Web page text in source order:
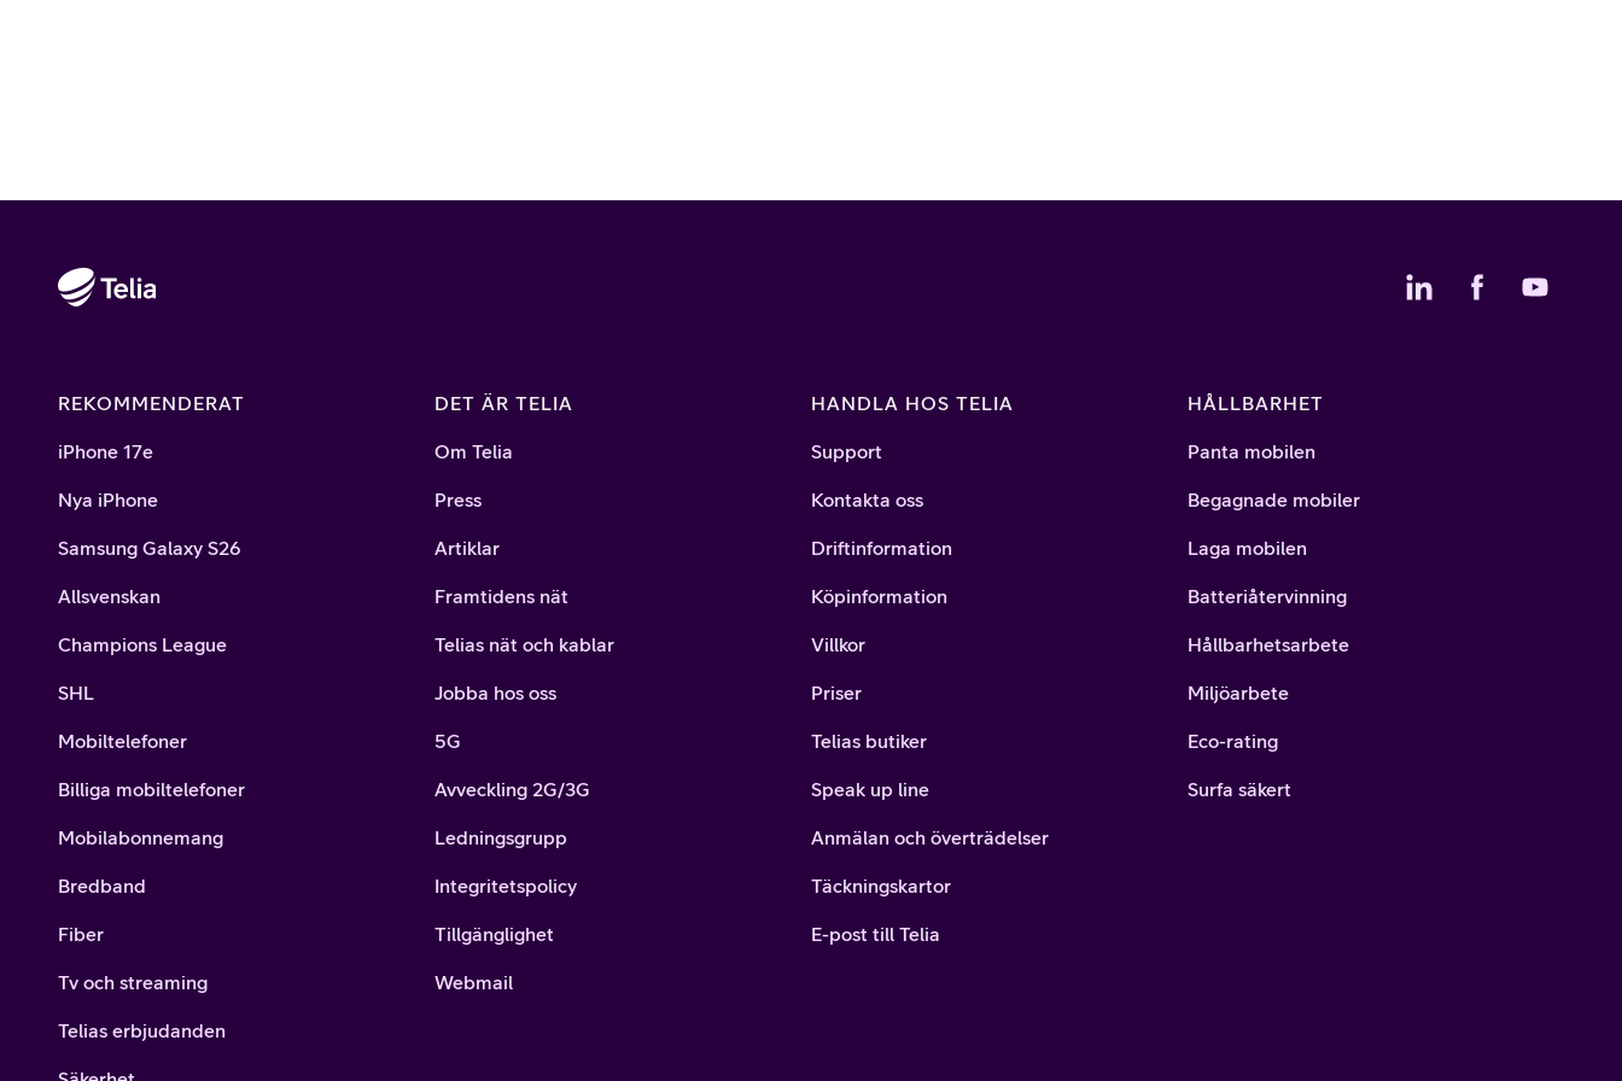
REKOMMENDERAT
iPhone 17e
Nya iPhone
Samsung Galaxy S26
Allsvenskan
Champions League
SHL
Mobiltelefoner
Billiga mobiltelefoner
Mobilabonnemang
Bredband
Fiber
Tv och streaming
Telias erbjudanden
DET ÄR TELIA
Om Telia
Press
Artiklar
Framtidens nät
Telias nät och kablar
Jobba hos oss
5G
Avveckling 2G/3G
Ledningsgrupp
Integritetspolicy
Tillgänglighet
Webmail
HANDLA HOS TELIA
Support
Kontakta oss
Driftinformation
Köpinformation
Villkor
Priser
Telias butiker
Speak up line
Anmälan och överträdelser
Täckningskartor
E-post till Telia
HÅLLBARHET
Panta mobilen
Begagnade mobiler
Laga mobilen
Batteriåtervinning
Hållbarhetsarbete
Miljöarbete
Eco-rating
Surfa säkert